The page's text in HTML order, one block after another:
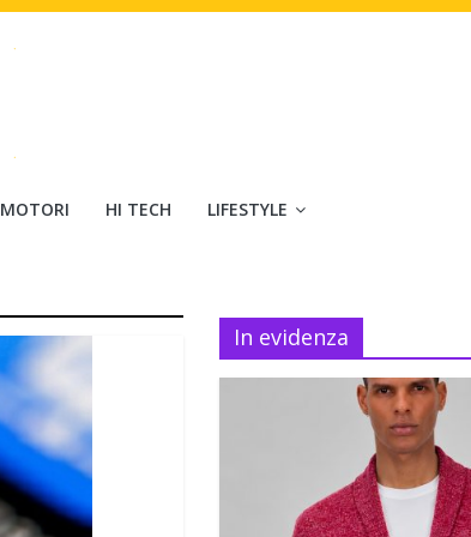
MOTORI HI TECH LIFESTYLE
In evidenza